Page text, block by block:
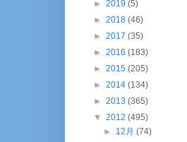
► 2019 (5)
► 2018 (46)
► 2017 (35)
► 2016 (183)
► 2015 (205)
► 2014 (134)
► 2013 (365)
▼ 2012 (495)
► 12月(74)